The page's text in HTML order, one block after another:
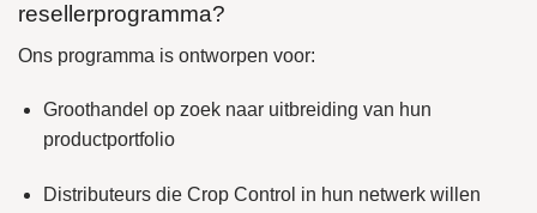
resellerprogramma?
Ons programma is ontworpen voor:
Groothandel op zoek naar uitbreiding van hun
productportfolio
Distributeursdie Crop Control in hun netwerk willen